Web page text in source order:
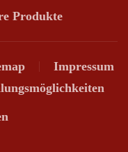
Produkte
Impressum